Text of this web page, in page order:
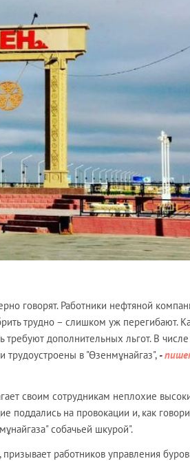
говорят. Работники нефтяной
трудно – слишком уж перегибают.
дополнительных льгот. В
трудоустроены в "Өзенмұнайгаз", -
своим сотрудникам неплохие
поддались на провокации и, как
собачьей шкурой".
работников управления